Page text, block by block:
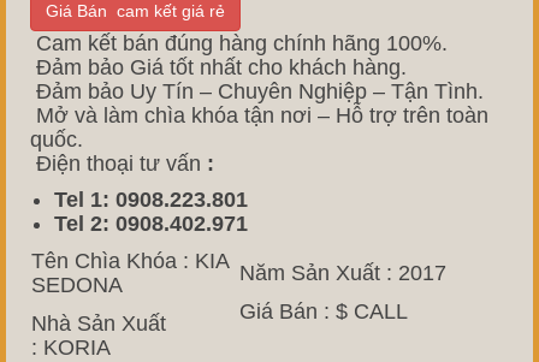
Giá Bán cam kết giá rẻ
Cam kết bán đúng hàng chính hãng 100%.
Đảm bảo Giá tốt nhất cho khách hàng.
Đảm bảo Uy Tín – Chuyên Nghiệp – Tận Tình.
Mở và làm chìa khóa tận nơi – Hỗ trợ trên toàn
quốc.
Điện thoại tư vấn :
Tel 1: 0908.223.801
Tel 2: 0908.402.971
Tên Chìa Khóa : KIA
SEDONA
Năm Sản Xuất : 2017
Nhà Sản Xuất
: KORIA
Giá Bán : $ CALL